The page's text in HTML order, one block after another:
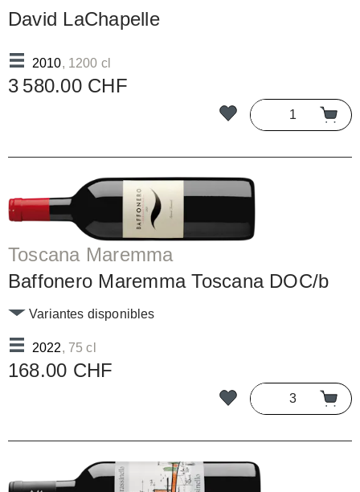
David LaChapelle
2010, 1200 cl
3 580.00 CHF
Toscana Maremma
Baffonero Maremma Toscana DOC/b
2022, 75 cl
Variantes disponibles
168.00 CHF